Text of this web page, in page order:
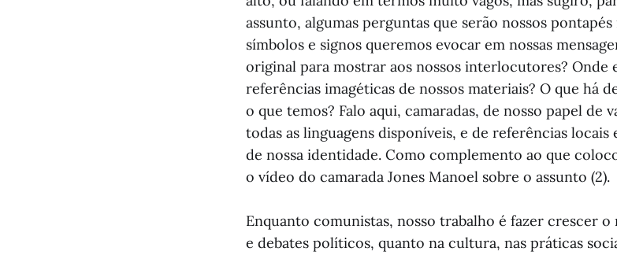
assunto, algumas perguntas que serão nossos pontapés
símbolos e signos queremos evocar em nossas
original para mostrar aos nossos interlocutores? Onde
referências imagéticas de nossos materiais? O que há
o que temos? Falo aqui, camaradas, de nosso papel de
todas as linguagens disponíveis, e de referências locais
de nossa identidade. Como complemento ao que
o vídeo do camarada Jones Manoel sobre o assunto (2).
Enquanto comunistas, nosso trabalho é fazer crescer
e debates políticos, quanto na cultura, nas práticas